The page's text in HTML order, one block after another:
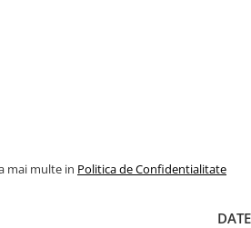
mai multe in Politica de Confidentialitate